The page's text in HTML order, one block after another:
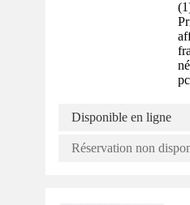
(1
Disponible en ligne
Réservation non